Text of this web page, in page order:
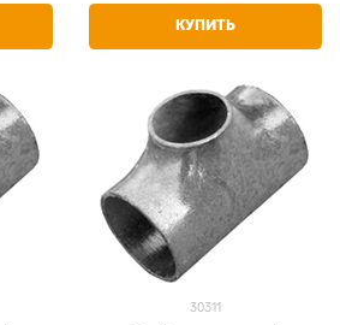
КУПИТЬ
30311